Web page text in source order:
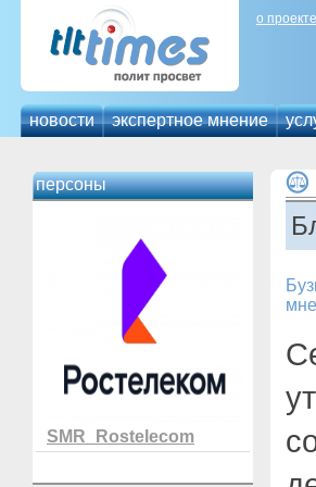
о проекте
новости экспертное мнение
персоны
SMR_Rostelecom